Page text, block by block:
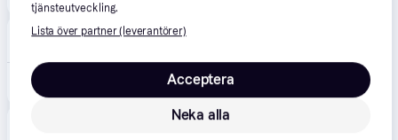
Inet 4.9(785)
SanDisk Ultra microSDXC 256 GB
tjänsteutveckling.
Lista över partner (leverantörer)
Neka alla
Acceptera